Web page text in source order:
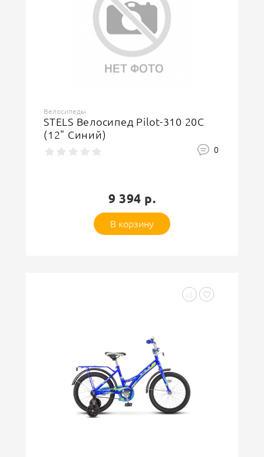
Велосипеды
STELS Велосипед Pilot-310 20C
(12" Синий)
0
9 394 р.
В корзину